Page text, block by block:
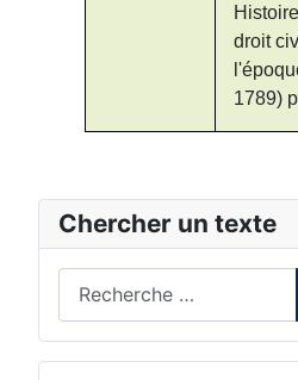
Chercher un texte
droit
1789)